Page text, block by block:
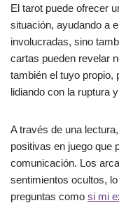
El tarot puede ofrecer
situación, ayudando a
involucradas, sino
cartas pueden revelar
también el tuyo propio,
lidiando con la ruptura
A través de una
positivas en juego que
comunicación. Los
sentimientos ocultos,
preguntas como si mi